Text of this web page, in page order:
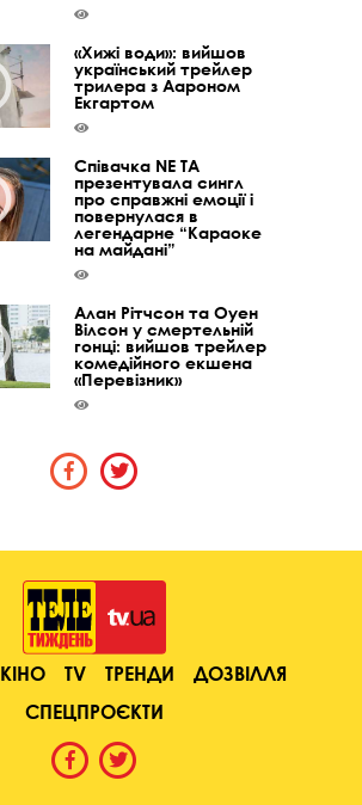
«Хижі води»: вийшов
український трейлер
трилера з Аароном
Екгартом
Співачка NE TA
презентувала сингл
про справжні емоції і
повернулася в
легендарне “Караоке
на майдані”
Алан Рітчсон та Оуен
Вілсон у смертельній
гонці: вийшов трейлер
комедійного екшена
«Перевізник»
КІНО TV ТРЕНДИ
ДОЗВІЛЛЯ
СПЕЦПРОЄКТИ